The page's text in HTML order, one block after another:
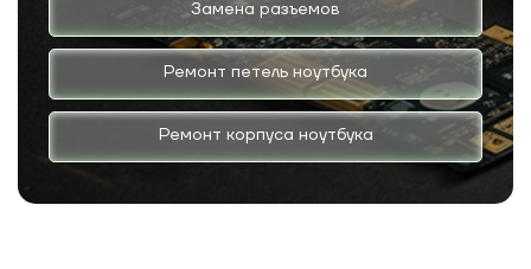
Замена разъемов
Ремонт петель ноутбука
Ремонт корпуса ноутбука